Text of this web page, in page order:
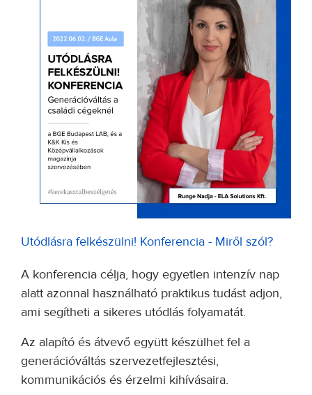
Utódlásra felkészülni! Konferencia - Miről szól?
A konferencia célja, hogy egyetlen intenzív nap
alatt azonnal használható praktikus tudást adjon,
ami segítheti a sikeres utódlás folyamatát.
Az alapító és átvevő együtt készülhet fel a
generációváltás szervezetfejlesztési,
kommunikációs és érzelmi kihívásaira.